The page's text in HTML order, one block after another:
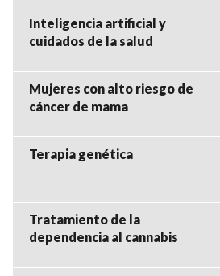
Inteligencia artificial y
cuidados de la salud
Mujeres con alto riesgo de
cáncer de mama
Terapia genética
Tratamiento de la
dependencia al cannabis